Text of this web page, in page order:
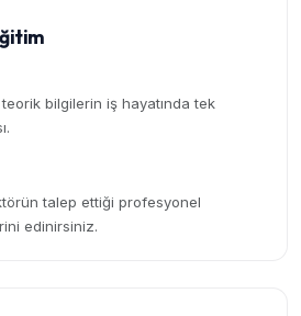
bilgilerin iş hayatında tek
talep ettiği profesyonel
edinirsiniz.